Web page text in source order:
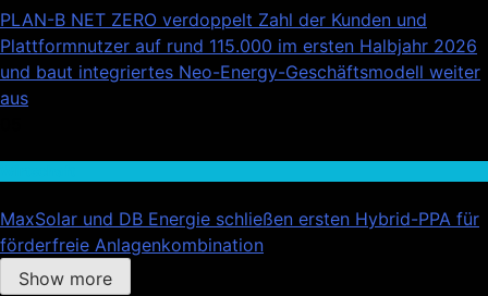
PLAN-B NET ZERO verdoppelt Zahl der Kunden und
Plattformnutzer auf rund 115.000 im ersten Halbjahr 2026
und baut integriertes Neo-Energy-Geschäftsmodell weiter
aus
MaxSolar und DB Energie schließen ersten Hybrid-PPA für
förderfreie Anlagenkombination
Show more